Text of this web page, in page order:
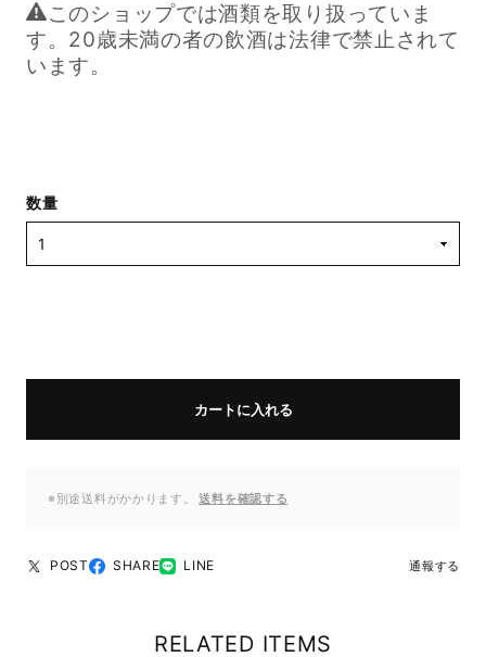
このショップでは酒類を取り扱っていま
す。20歳未満の者の飲酒は法律で禁止されて
います。
数量
カートに入れる
※別途送料がかかります。 送料を確認する
POST SHARE LINE 通報する
RELATED ITEMS